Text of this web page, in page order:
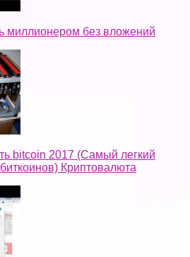
миллионером без вложений
bitcoin 2017 (Самый легкий
Криптовалюта